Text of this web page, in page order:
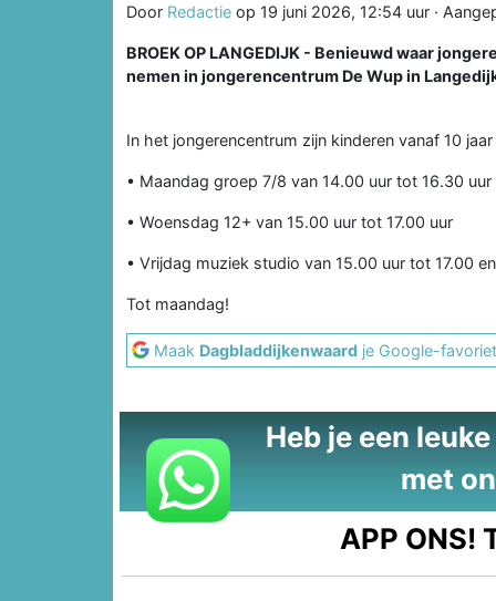
Door Redactie op 19 juni 2026, 12:54 uur ·
BROEK OP LANGEDIJK - Benieuwd waar
nemen in jongerencentrum De Wup in
In het jongerencentrum zijn kinderen vanaf 10
• Maandag groep 7/8 van 14.00 uur tot 16.30 uur
• Woensdag 12+ van 15.00 uur tot 17.00 uur
• Vrijdag muziek studio van 15.00 uur tot 17.00
Tot maandag!
Maak Dagbladdijkenwaard je Google-favoriet
Heb je een
met
APP ONS!